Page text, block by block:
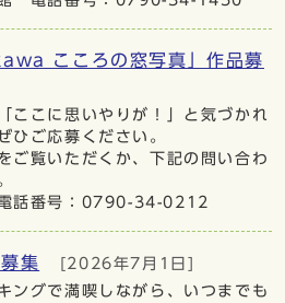
こころの窓写真」作品募
ここに思いやりが！」と気づかれ
ひご応募ください。
ご覧いただくか、下記の問い合わ
話番号：0790-34-0212
集 [2026年7月1日]
ングで満喫しながら、いつまでも